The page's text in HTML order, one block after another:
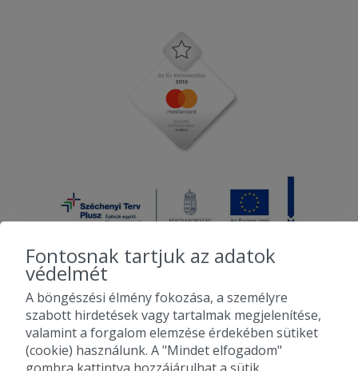
2010-2026 Copyright - Falatozz.hu - Diston-line Kft.
Pizza, gyros, hamburger, menük kedvező áron, egy helyen az összes
étterem ajánlata.
Fontosnak tartjuk az adatok
védelmét
A böngészési élmény fokozása, a személyre
szabott hirdetések vagy tartalmak megjelenítése,
valamint a forgalom elemzése érdekében sütiket
(cookie) használunk. A "Mindet elfogadom"